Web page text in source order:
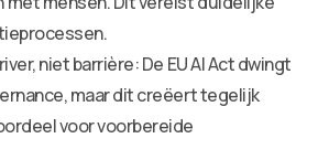
niet barrière: De EU AI Act dwingt
maar dit creëert tegelijk
voor voorbereide